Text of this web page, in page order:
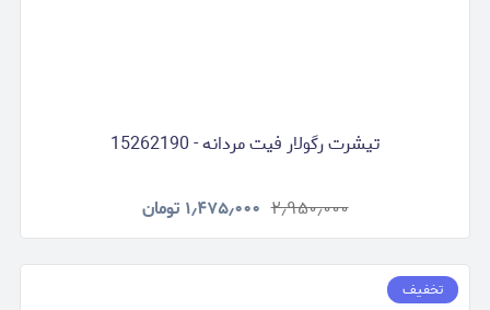
تیشرت رگولار فیت مردانه - 15262190
۲٫۹۵۰٫۰۰۰ ۱٫۴۷۵٫۰۰۰ تومان
تخفیف